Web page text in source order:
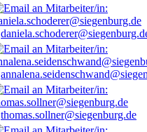
thomas.sollner@siegenburg.de